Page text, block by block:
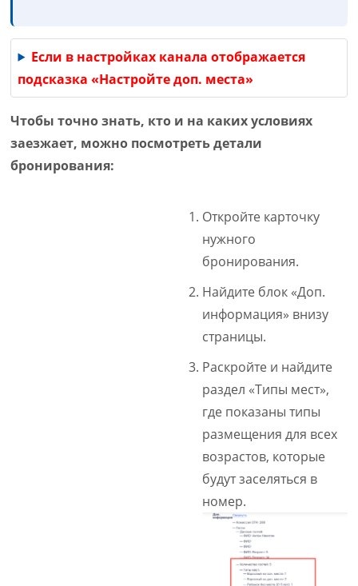
Если в настройках канала отображается
подсказка «Настройте доп. места»
Чтобы точно знать, кто и на каких условиях
заезжает, можно посмотреть детали
бронирования:
Откройте карточку
нужного
бронирования.
Найдите блок «Доп.
информация» внизу
страницы.
Раскройте и найдите
раздел «Типы мест»,
где показаны типы
размещения для всех
возрастов, которые
будут заселяться в
номер.